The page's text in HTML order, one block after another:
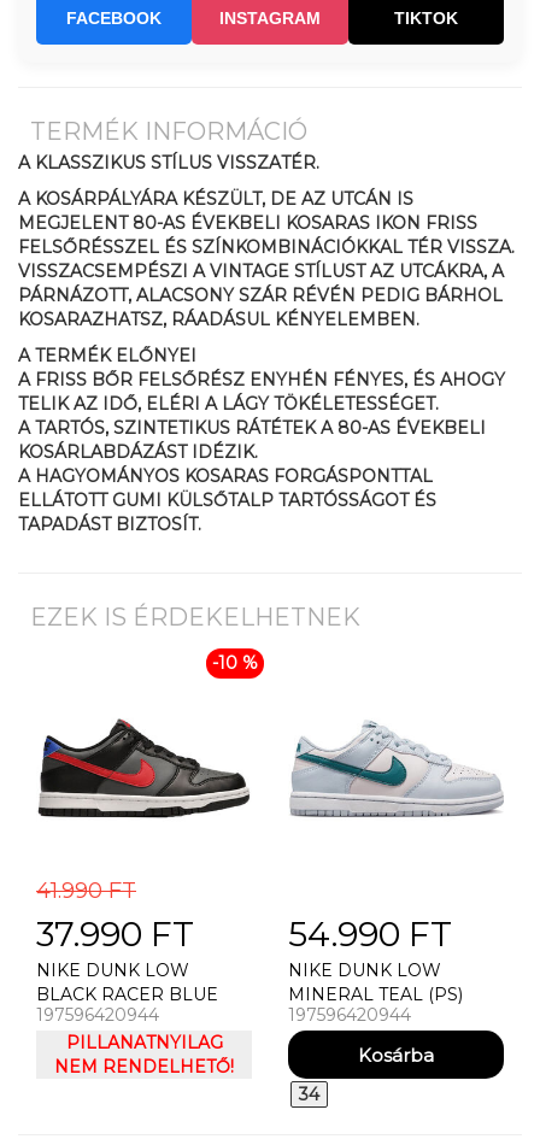
FACEBOOK INSTAGRAM TIKTOK
TERMÉK INFORMÁCIÓ
A KLASSZIKUS STÍLUS VISSZATÉR.
A KOSÁRPÁLYÁRA KÉSZÜLT, DE AZ UTCÁN IS
MEGJELENT 80-AS ÉVEKBELI KOSARAS IKON FRISS
FELSŐRÉSSZEL ÉS SZÍNKOMBINÁCIÓKKAL TÉR VISSZA.
VISSZACSEMPÉSZI A VINTAGE STÍLUST AZ UTCÁKRA, A
PÁRNÁZOTT, ALACSONY SZÁR RÉVÉN PEDIG BÁRHOL
KOSARAZHATSZ, RÁADÁSUL KÉNYELEMBEN.
A TERMÉK ELŐNYEI
A FRISS BŐR FELSŐRÉSZ ENYHÉN FÉNYES, ÉS AHOGY
TELIK AZ IDŐ, ELÉRI A LÁGY TÖKÉLETESSÉGET.
A TARTÓS, SZINTETIKUS RÁTÉTEK A 80-AS ÉVEKBELI
KOSÁRLABDÁZÁST IDÉZIK.
A HAGYOMÁNYOS KOSARAS FORGÁSPONTTAL
ELLÁTOTT GUMI KÜLSŐTALP TARTÓSSÁGOT ÉS
TAPADÁST BIZTOSÍT.
EZEK IS ÉRDEKELHETNEK
-10 %
41.990 FT
37.990 FT
NIKE DUNK LOW
BLACK RACER BLUE
UNIVERSITY RED (GS)
UTCAI CIPŐ
197596420944
PILLANATNYILAG
NEM RENDELHETŐ!
54.990 FT
NIKE DUNK LOW
MINERAL TEAL (PS)
UTCAI CIPŐ
197596420944
34